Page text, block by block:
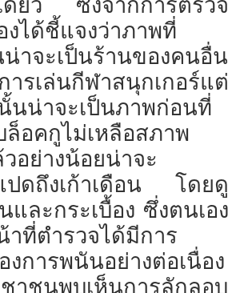
ดี่ยว ซึ่งจากการตรวจ
งได้ชี้แจงว่าภาพที่
าจะเป็นร้านของคนอื่น
ารเล่นกีฬาสนุกเกอร์แต่
นน่าจะเป็นภาพก่อนที่
ล็อคกูไม่เหลือสภาพ
อย่างน้อยน่าจะ
ปดถึงเก้าเดือน โดยดู
และกระเบื้อง ซึ่งตนเอง
าที่ตำรวจได้มีการ
งการพนันอย่างต่อเนื่อง
าชนพบเห็นการลักลอบ